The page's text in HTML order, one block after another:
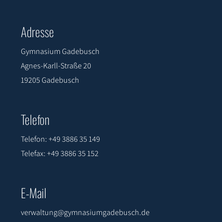
Adresse
Gymnasium Gadebusch
Agnes-Karll-Straße 20
19205 Gadebusch
Telefon
Telefon: +49 3886 35 149
Telefax: +49 3886 35 152
E-Mail
verwaltung@gymnasiumgadebusch.de